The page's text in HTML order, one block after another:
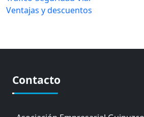
Ventajas y descuentos
Contacto